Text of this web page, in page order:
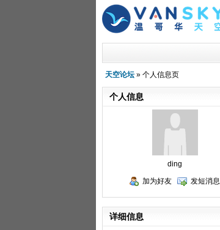
天空论坛 » 个人信息页
个人信息
ding
加为好友
发短消息
详细信息